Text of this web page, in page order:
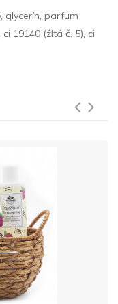
glycerín, parfum
19140 (žltá č. 5), ci